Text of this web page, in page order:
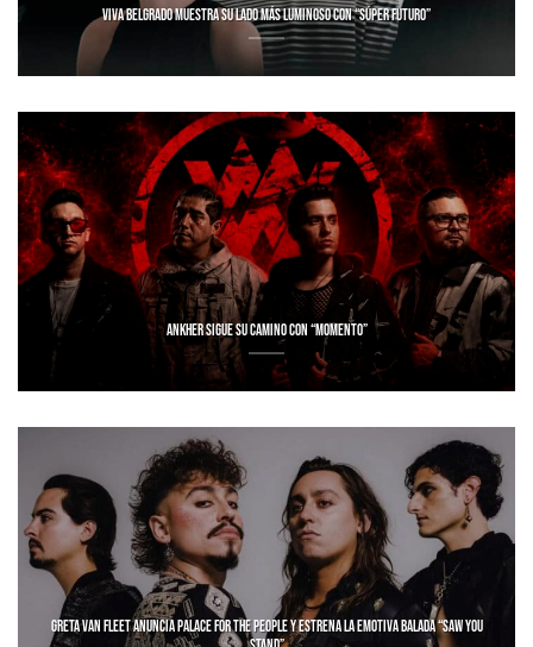
VIVA BELGRADO MUESTRA SU LADO MÁS LUMINOSO CON “SÚPER FUTURO”
ANKHER SIGUE SU CAMINO CON “MOMENTO”
GRETA VAN FLEET ANUNCIA PALACE FOR THE PEOPLE Y ESTRENA LA EMOTIVA BALADA “SAW YOU